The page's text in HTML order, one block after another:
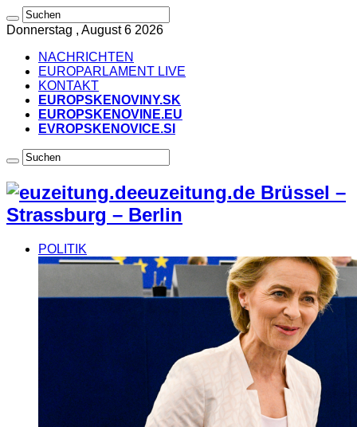
Donnerstag , August 6 2026
NACHRICHTEN
EUROPARLAMENT LIVE
KONTAKT
EUROPSKENOVINY.SK
EUROPSKENOVINE.EU
EVROPSKENOVICE.SI
euzeitung.de Brüssel –
Strassburg – Berlin
POLITIK